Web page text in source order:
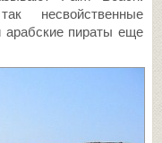
несвойственные
арабские пираты еще